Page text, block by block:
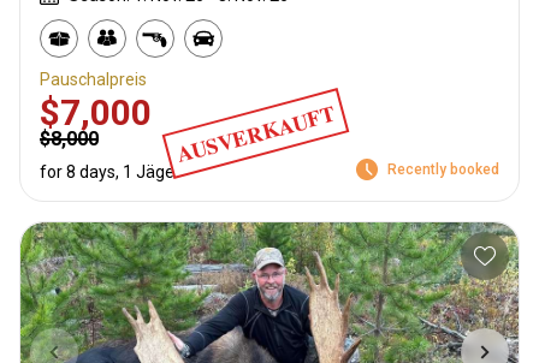
AUSVERKAUFT
Pauschalpreis
$7,000
$8,000
for 8 days, 1 Jäger Recently booked